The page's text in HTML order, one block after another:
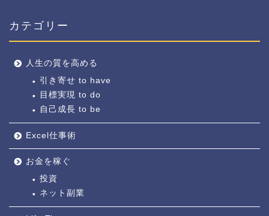
カテゴリー
人生の質を高める
引き寄せ to have
目標実現 to do
自己成長 to be
Excel仕事術
お金を稼ぐ
投資
ネット副業